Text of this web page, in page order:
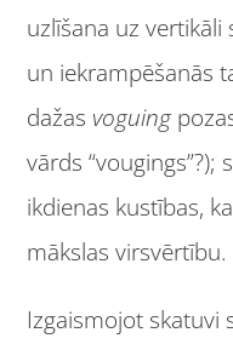
uzlīšana uz
un iekrampēšanās
dažas voguing
vārds
ikdienas kustības,
mākslas virsvērtību.
Izgaismojot skatuvi